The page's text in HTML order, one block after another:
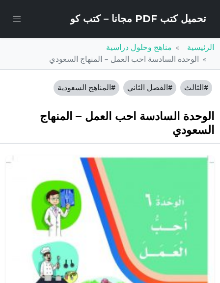
تحميل كتب PDF مجانا – كتب كو
الرئيسية
مناهج وحلول دراسية
الوحدة السادسة احب العمل – المنهاج السعودي
#الثالث #الفصل الثاني #المناهج السعودية
الوحدة السادسة احب العمل – المنهاج
السعودي